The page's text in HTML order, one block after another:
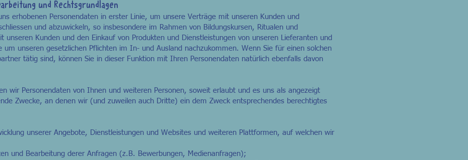
und Rechtsgrundlagen
erhobenen Personendaten in erster Linie, um unsere Verträge mit unseren Kunden und
und abzuwickeln, so insbesondere im Rahmen von Bildungskursen, Ritualen und
unseren Kunden und den Einkauf von Produkten und Dienstleistungen von unseren Lieferanten und
um unseren gesetzlichen Pflichten im In- und Ausland nachzukommen. Wenn Sie für einen solchen
tätig sind, können Sie in dieser Funktion mit Ihren Personendaten natürlich ebenfalls davon
wir Personendaten von Ihnen und weiteren Personen, soweit erlaubt und es uns als angezeigt
Zwecke, an denen wir (und zuweilen auch Dritte) ein dem Zweck entsprechendes berechtigtes
unserer Angebote, Dienstleistungen und Websites und weiteren Plattformen, auf welchen wir
und Bearbeitung derer Anfragen (z.B. Bewerbungen, Medienanfragen);